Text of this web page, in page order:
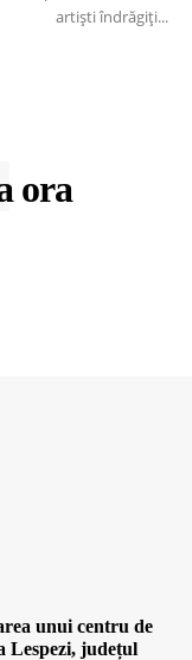
artiști îndrăgiți...
ora
unui centru de
Lespezi, județul